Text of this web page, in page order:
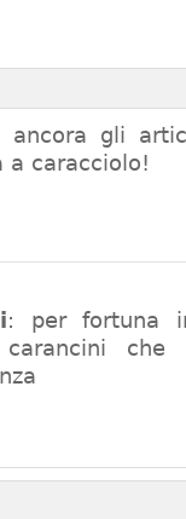
gli
a caracciolo!
: per fortuna